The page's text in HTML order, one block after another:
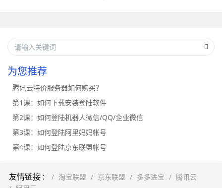
为您推荐
腾讯云特价服务器如何购买？
第1课：如何下载安装登陆软件
第2课：如何登陆机器人微信/QQ/企业微信
第3课：如何登陆阿里妈妈帐号
第4课：如何登陆京东联盟帐号
友情链接 : 淘宝联盟 京东联盟 多多进宝
腾讯云